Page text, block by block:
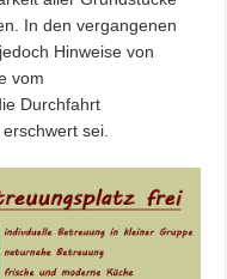
In den vergangenen
Hinweise von
vom
Durchfahrt
sei.